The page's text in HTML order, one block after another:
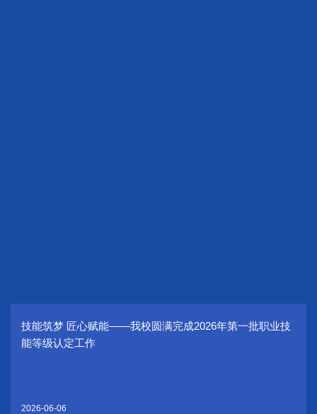
技能筑梦 匠心赋能——我校圆满完成2026年第一批职业技
能等级认定工作
2026-06-06